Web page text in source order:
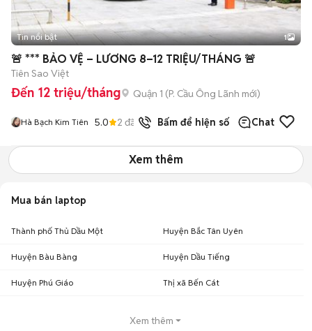
Tin nổi bật 1
🚨 *** BẢO VỆ – LƯƠNG 8–12 TRIỆU/THÁNG 🚨
Tiên Sao Việt
Đến 12 triệu/tháng Quận 1 (P. Cầu Ông Lãnh mới)
Hà Bạch Kim Tiên 5.0 2 đã bán Bấm để hiện số Chat
Xem thêm
Mua bán laptop
Thành phố Thủ Dầu Một Huyện Bắc Tân Uyên
Huyện Bàu Bàng Huyện Dầu Tiếng
Huyện Phú Giáo Thị xã Bến Cát
Xem thêm